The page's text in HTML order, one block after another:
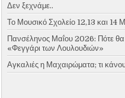
Δεν ξεχνάμε..
Το Μουσικό Σχολείο 12,13 και 14
Πανσέληνος Μαΐου 2026: Πότε θα
«Φεγγάρι των Λουλουδιών»
Αγκαλιές η Μαχαιρώματα; τι